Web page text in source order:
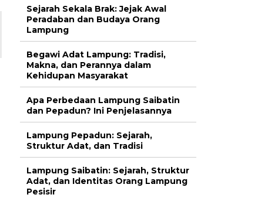
Sejarah Sekala Brak: Jejak Awal
Peradaban dan Budaya Orang
Lampung
Begawi Adat Lampung: Tradisi,
Makna, dan Perannya dalam
Kehidupan Masyarakat
Apa Perbedaan Lampung Saibatin
dan Pepadun? Ini Penjelasannya
Lampung Pepadun: Sejarah,
Struktur Adat, dan Tradisi
Lampung Saibatin: Sejarah, Struktur
Adat, dan Identitas Orang Lampung
Pesisir